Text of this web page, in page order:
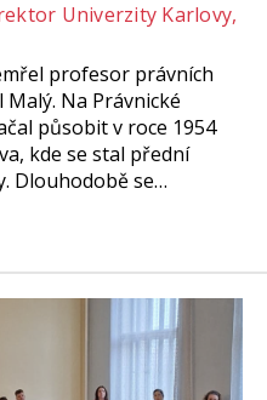
Univerzity Karlovy,
profesor právních
Na Právnické
působit v roce 1954
kde se stal přední
Dlouhodobě se…